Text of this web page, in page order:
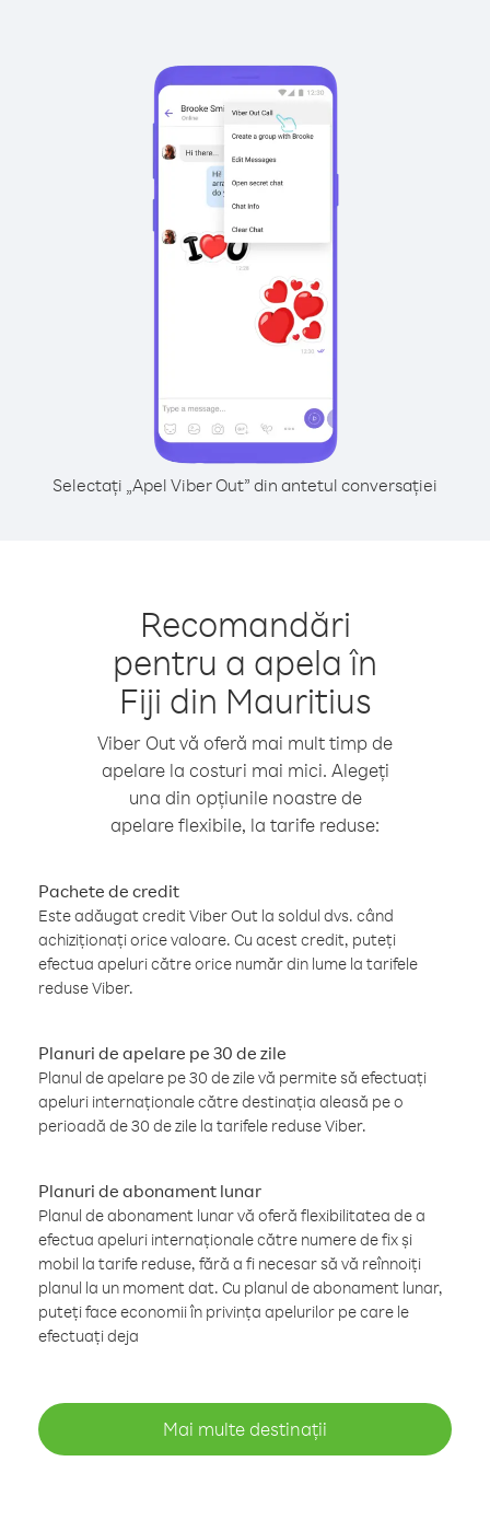
Selectați „Apel Viber Out” din antetul conversației
Recomandări
pentru a apela în
Fiji din Mauritius
Viber Out vă oferă mai mult timp de
apelare la costuri mai mici. Alegeți
una din opțiunile noastre de
apelare flexibile, la tarife reduse:
Pachete de credit
Este adăugat credit Viber Out la soldul dvs. când
achiziționați orice valoare. Cu acest credit, puteți
efectua apeluri către orice număr din lume la tarifele
reduse Viber.
Planuri de apelare pe 30 de zile
Planul de apelare pe 30 de zile vă permite să efectuați
apeluri internaționale către destinația aleasă pe o
perioadă de 30 de zile la tarifele reduse Viber.
Planuri de abonament lunar
Planul de abonament lunar vă oferă flexibilitatea de a
efectua apeluri internaționale către numere de fix și
mobil la tarife reduse, fără a fi necesar să vă reînnoiți
planul la un moment dat. Cu planul de abonament lunar,
puteți face economii în privința apelurilor pe care le
efectuați deja
Mai multe destinații